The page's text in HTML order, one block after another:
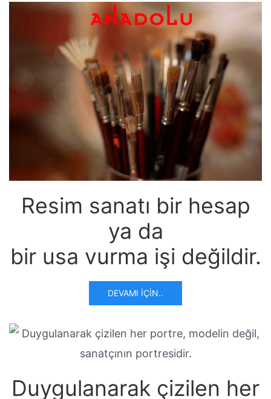
Resim sanatı bir hesap
ya da
bir usa vurma işi değildir.
DEVAMI İÇIN..
Duygulanarak çizilen her